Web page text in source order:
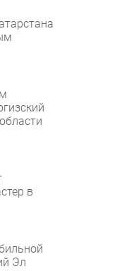
в
Эл